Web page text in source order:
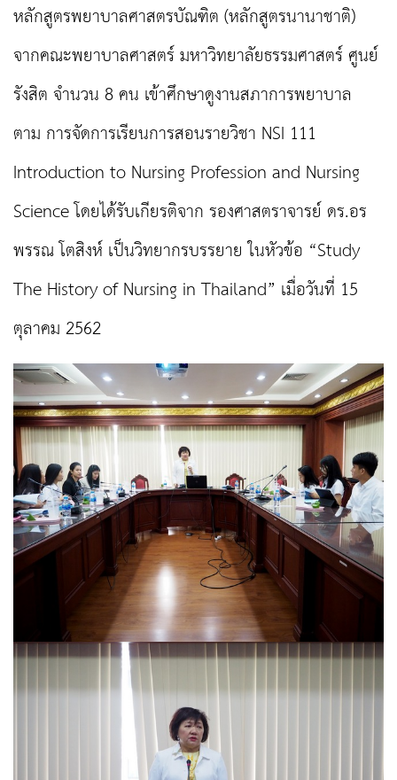
หลักสูตรพยาบาลศาสตรบัณฑิต (หลักสูตรนานาชาติ)
จากคณะพยาบาลศาสตร์ มหาวิทยาลัยธรรมศาสตร์ ศูนย์
รังสิตจำนวน 8 คน เข้าศึกษาดูงานสภาการพยาบาล
ตาม การจัดการเรียนการสอนรายวิชา NSI 111
Introduction to Nursing Profession and Nursing
Science โดยได้รับเกียรติจาก รองศาสตราจารย์ ดร.อร
พรรณ โตสิงห์ เป็นวิทยากรบรรยาย ในหัวข้อ “Study
The History of Nursing in Thailand” เมื่อวันที่ 15
ตุลาคม 2562